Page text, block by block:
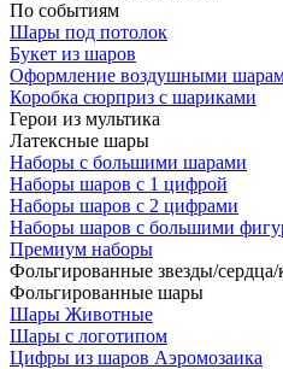
По событиям
Шары под потолок
Букет из шаров
Оформление воздушными
Коробка сюрприз с шариками
Герои из мультика
Латексные шары
Наборы с большими шарами
Наборы шаров с 1 цифрой
Наборы шаров с 2 цифрами
Наборы шаров с большими
Премиум наборы
Фольгированные звезды/сердца/
Фольгированные шары
Шары Животные
Шары с логотипом
Цифры из шаров Аэромозаика